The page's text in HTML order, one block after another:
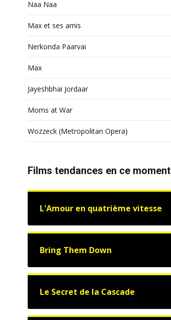
Naa Naa
Max et ses amis
Nerkonda Paarvai
Max
Jayeshbhai Jordaar
Moms at War
Wozzeck (Metropolitan Opera)
Films tendances en ce moment
L'Amour en quatrième vitesse
Bring Them Down
Le Secret de la Cascade